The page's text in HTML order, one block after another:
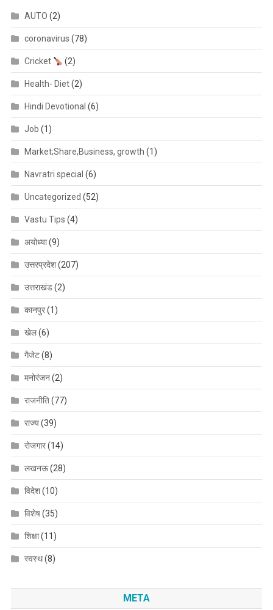
AUTO (2)
coronavirus (78)
Cricket (2)
Health- Diet(2)
Hindi Devotional (6)
Job (1)
Market;Share,Business, growth (1)
Navratri special (6)
Uncategorized (52)
Vastu Tips (4)
अयोध्या(9)
उत्तरप्रदेश(207)
उत्तराखंड(2)
कानपुर(1)
खेल(6)
गैजेट(8)
मनोरंजन(2)
राजनीति(77)
राज्य(39)
रोजगार(14)
लखनऊ(28)
विदेश(10)
विशेष(35)
शिक्षा(11)
स्वस्थ(8)
META